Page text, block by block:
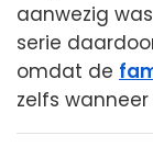
aanwezig
serie
omdat de
zelfs